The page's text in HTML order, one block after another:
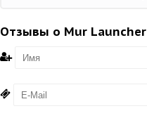
Отзывы о Mur